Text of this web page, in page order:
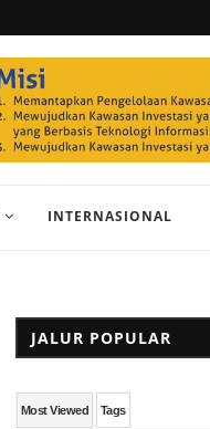
INTERNASIONAL
JALUR POPULAR
Most Viewed Tags